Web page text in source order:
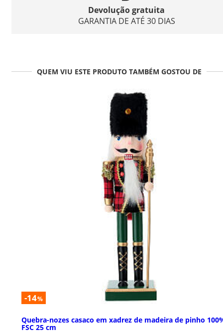
Devolução gratuita
GARANTIA DE ATÉ 30 DIAS
QUEM VIU ESTE PRODUTO TAMBÉM GOSTOU DE
-14%
Quebra-nozes casaco em xadrez de madeira de pinho
FSC 25 cm